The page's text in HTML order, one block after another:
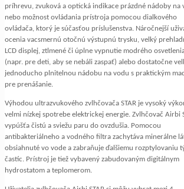
príhrevu, zvuková a optická indikace prázdné nádoby na
nebo možnost ovládania prístroja pomocou dialkového
ovládača, ktorý je súčasťou príslušenstva. Náročnejší
ocenia vacsmernú otočnú výstupnú trysku, velký
LCD displej, ztlmené či úplne vypnutie modrého
(napr. pre deti, aby se nebáli zaspať) alebo dostatočne
jednoducho plnitelnou nádobu na vodu s praktickým
pre prenášanie.
Výhodou ultrazvukového zvlhčovača STAR je vysoký
velmi nízkej spotrebe elektrickej energie. Zvlhčovač Airbi
vypúšťa čistú a sviežu paru do ovzdušia. Pomocou
antibakteriálneho a vodného filtra zachytáva minerálne
obsiahnuté vo vode a zabraňuje ďalšiemu rozptylovaniu
častíc. Prístroj je tiež vybavený zabudovaným digitálnym
hydrostatom a teplomerom.